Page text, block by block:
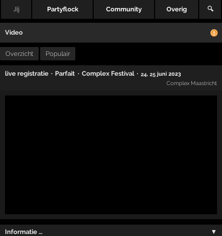
Jij Partyflock Community Overig 🔍
Video
Overzicht Populair
live registratie · Parfait · Complex Festival · 24, 25juni 2023
Complex Maastricht
Informatie … ▼